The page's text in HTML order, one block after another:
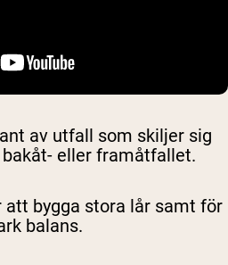
av utfall som skiljer sig
eller framåtfallet.
bygga stora lår samt för
balans.